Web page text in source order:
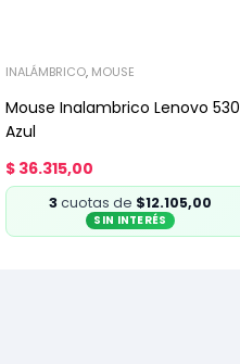
INALÁMBRICO, MOUSE
Mouse Inalambrico Lenovo 530
Azul
$ 36.315,00
3cuotas de $12.105,00
SIN INTERÉS